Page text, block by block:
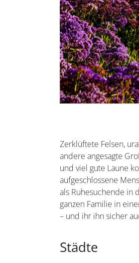
Zerklüftete Felsen,
andere angesagte
und viel gute Laune
aufgeschlossene
als Ruhesuchende in
ganzen Familie in
– und ihr ihn sicher
Städte